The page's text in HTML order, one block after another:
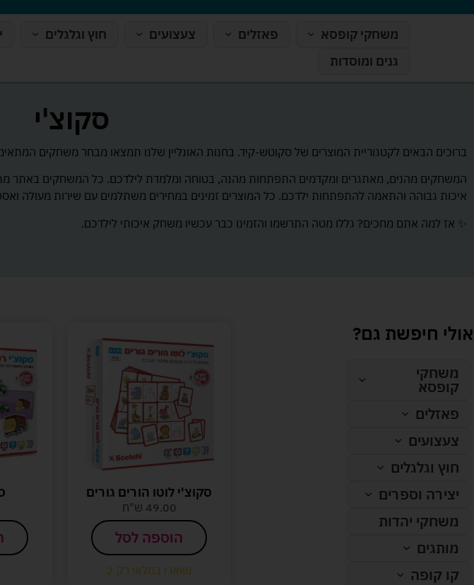
משחקי קופסא פאזלים צעצועים חוץ וגלגלים
גנים ומוסדות
סקוצ'י
ברוכים הבאים לקטגוריית המוצרים של סקוטש-קיד. בחנות האונליין שלנו תמצאו מבחר משחקים
איכות גבוהה והתאמה להתפתחות ילדכם. כל המוצרים זמינים במחירים משתלמים עם שירות מעולה
✨ אז למה אתם מחכים? גללו מטה התרשמו והזמינו כבר עכשיו משחק איכותי לילדכם.
אולי חיפשת גם?
משחקי
קופסא
פאזלים
צעצועים
חוץ וגלגלים
יצירה וספרים
משחקי יהדות
מותגים
קו קופה
סקוצ'י לוטו הורים גורים
49.00 ש"ח
הוספה לסל
נשארו במלאי רק 2